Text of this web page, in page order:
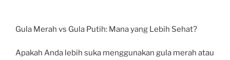
Gula Merah vs Gula Putih: Mana yang Lebih Sehat?
Apakah Anda lebih suka menggunakan gula merah atau